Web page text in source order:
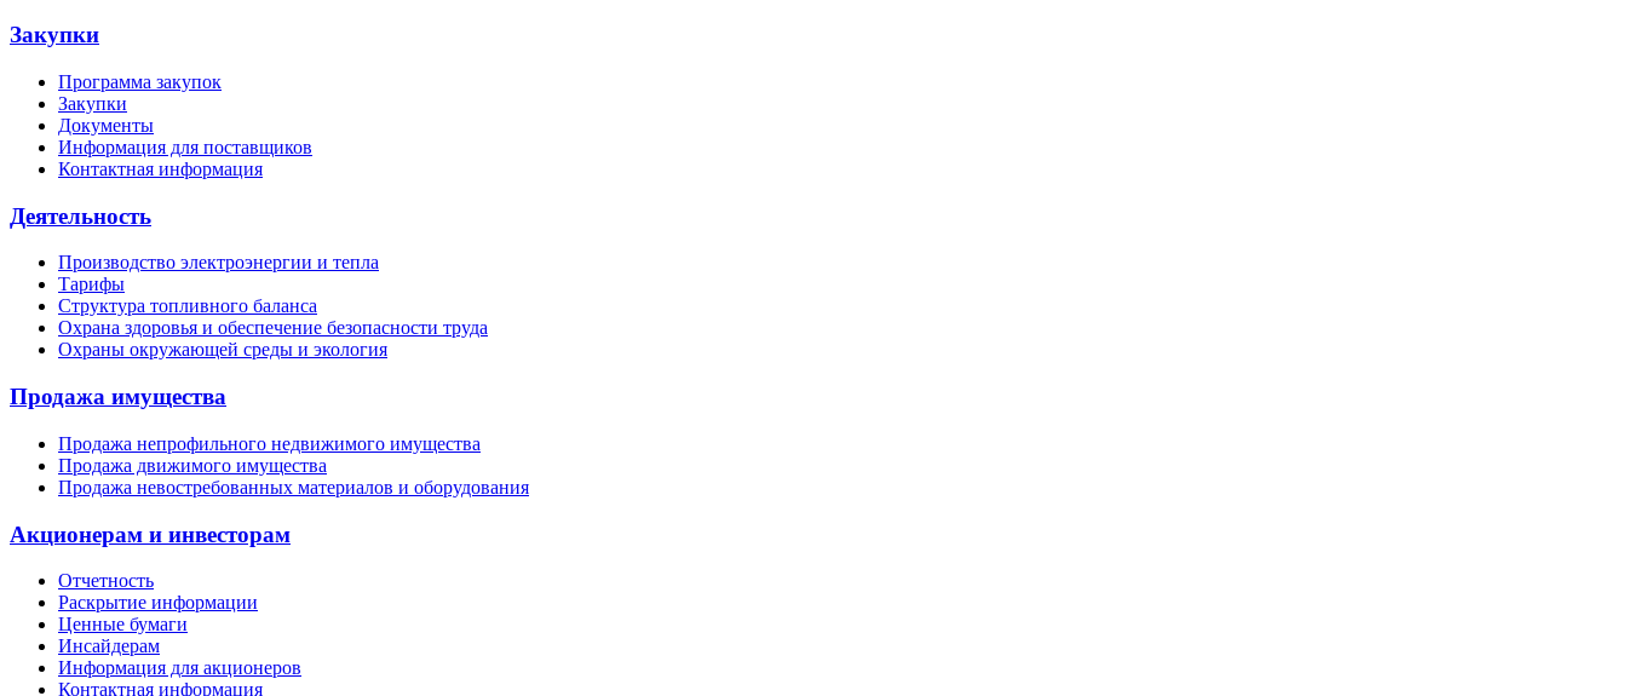
Закупки
Программа закупок
Закупки
Документы
Информация для поставщиков
Контактная информация
Деятельность
Производство электроэнергии и тепла
Тарифы
Структура топливного баланса
Охрана здоровья и обеспечение безопасности труда
Охраны окружающей среды и экология
Продажа имущества
Продажа непрофильного недвижимого имущества
Продажа движимого имущества
Продажа невостребованных материалов и оборудования
Акционерам и инвесторам
Отчетность
Раскрытие информации
Ценные бумаги
Инсайдерам
Информация для акционеров
Контактная информация